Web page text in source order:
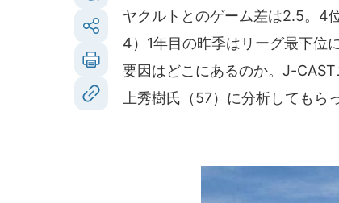
ヤクルトとのゲーム差は2.5。4
4）1年目の昨季はリーグ最下位
要因はどこにあるのか。J-
上秀樹氏（57）に分析してもら